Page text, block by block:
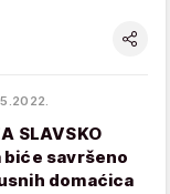
SLAVSKO
biće savršeno
domaćica